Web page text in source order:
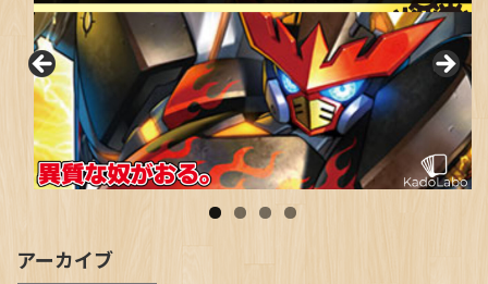
アーカイブ